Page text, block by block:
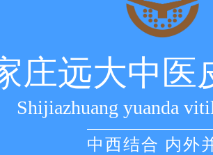
庄远大中医
Shijiazhuang yuanda
中西结合 内外